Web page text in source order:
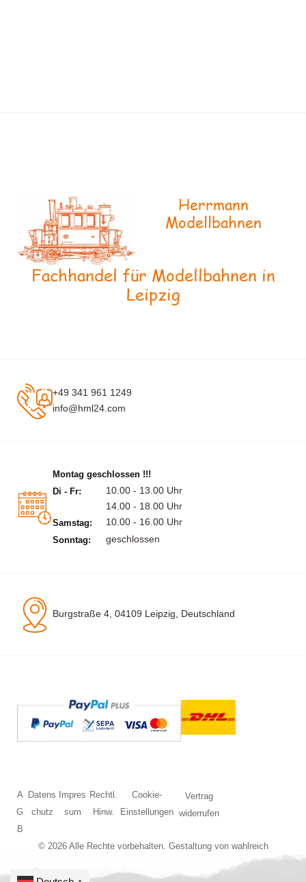
Herrmann
Modellbahnen
Fachhandel für Modellbahnen in
Leipzig
+49 341 961 1249
info@hml24.com
Montag geschlossen !!!
Di - Fr:
10.00 - 13.00 Uhr
14.00 - 18.00 Uhr
Samstag: 10.00 - 16.00 Uhr
Sonntag: geschlossen
Burgstraße 4, 04109 Leipzig, Deutschland
© 2026 Alle Rechte vorbehalten. Gestaltung von wahlreich
A
G
B
Datens
chutz
Impres
sum
Rechtl.
Hinw.
Cookie-
Einstellungen
Vertrag
widerrufen